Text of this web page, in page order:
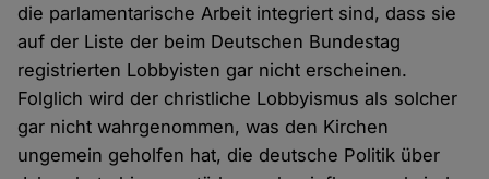
die parlamentarische Arbeit integriert sind, dass sie
auf der Liste der beim Deutschen Bundestag
registrierten Lobbyisten gar nicht erscheinen.
Folglich wird der christliche Lobbyismus als solcher
gar nicht wahrgenommen, was den Kirchen
ungemein geholfen hat, die deutsche Politik über